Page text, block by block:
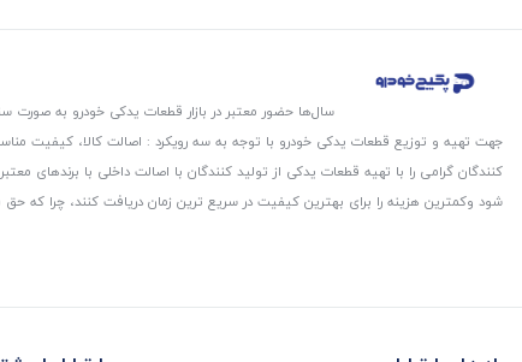
سال‌ها حضور معتبر در بازار قطعات یدکی خودرو به صورت
جهت تهیه و توزیع قطعات یدکی خودرو با توجه به سه رویکرد : اصالت کالا، کیفیت
کنندگان گرامی را با تهیه قطعات یدکی از تولید کنندگان با اصالت داخلی با
شود و‌کمترین هزینه را برای بهترین کیفیت در سریع ترین زمان دریافت کنند، چرا که